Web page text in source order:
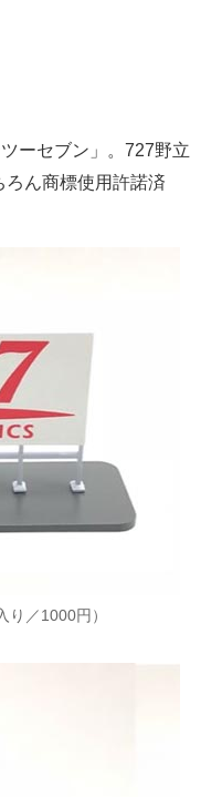
ーセブン」。727野立
ん商標使用許諾済
／1000円）